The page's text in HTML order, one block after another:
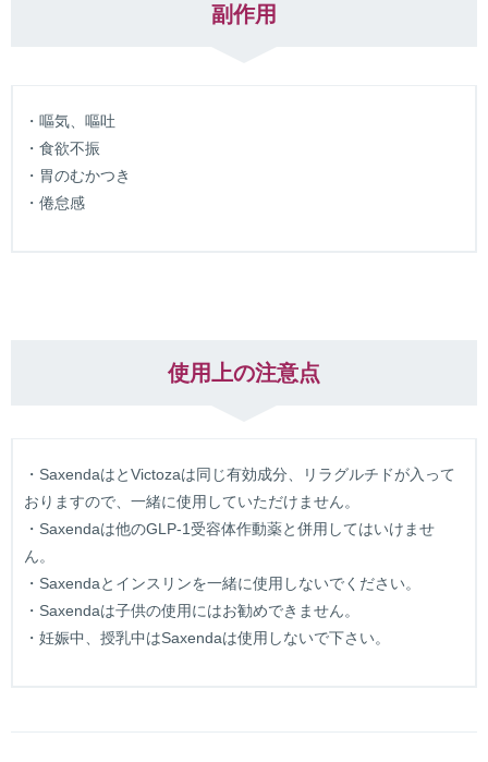
副作用
・嘔気、嘔吐
・食欲不振
・胃のむかつき
・倦怠感
使用上の注意点
・SaxendaはとVictozaは同じ有効成分、リラグルチドが入って
おりますので、一緒に使用していただけません。
・Saxendaは他のGLP-1受容体作動薬と併用してはいけませ
ん。
・Saxendaとインスリンを一緒に使用しないでください。
・Saxendaは子供の使用にはお勧めできません。
・妊娠中、授乳中はSaxendaは使用しないで下さい。